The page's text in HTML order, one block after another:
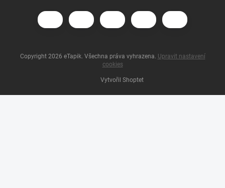
Vytvořil Shoptet
Copyright 2026 eTapik. Všechna práva vyhrazena. Upravit nastavení
cookies